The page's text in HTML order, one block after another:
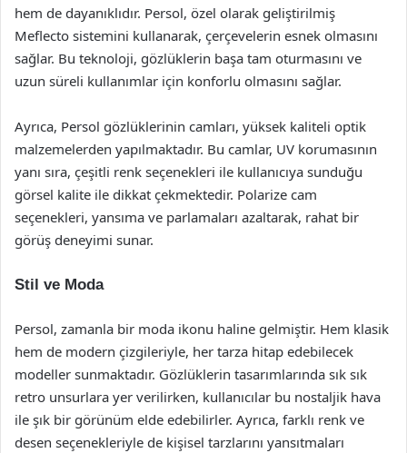
hem de dayanıklıdır. Persol, özel olarak geliştirilmiş
Meflecto sistemini kullanarak, çerçevelerin esnek olmasını
sağlar. Bu teknoloji, gözlüklerin başa tam oturmasını ve
uzun süreli kullanımlar için konforlu olmasını sağlar.
Ayrıca, Persol gözlüklerinin camları, yüksek kaliteli optik
malzemelerden yapılmaktadır. Bu camlar, UV korumasının
yanı sıra, çeşitli renk seçenekleri ile kullanıcıya sunduğu
görsel kalite ile dikkat çekmektedir. Polarize cam
seçenekleri, yansıma ve parlamaları azaltarak, rahat bir
görüş deneyimi sunar.
Stil ve Moda
Persol, zamanla bir moda ikonu haline gelmiştir. Hem klasik
hem de modern çizgileriyle, her tarza hitap edebilecek
modeller sunmaktadır. Gözlüklerin tasarımlarında sık sık
retro unsurlara yer verilirken, kullanıcılar bu nostaljik hava
ile şık bir görünüm elde edebilirler. Ayrıca, farklı renk ve
desen seçenekleriyle de kişisel tarzlarını yansıtmaları